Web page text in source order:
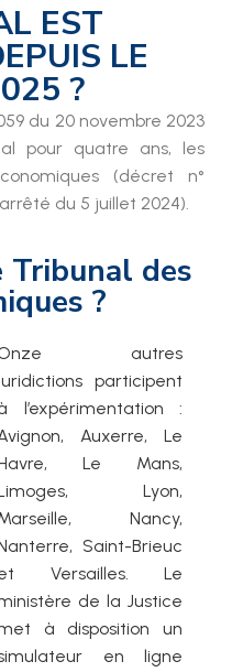
EST
LE
?
du 20 novembre 2023
pour quatre ans, les
(décret n°
du 5 juillet 2024).
Tribunal des
?
autres
participent
l’expérimentation :
Auxerre, Le
Le Mans,
Lyon,
Nancy,
Saint-Brieuc
Versailles. Le
de la Justice
à disposition un
en ligne